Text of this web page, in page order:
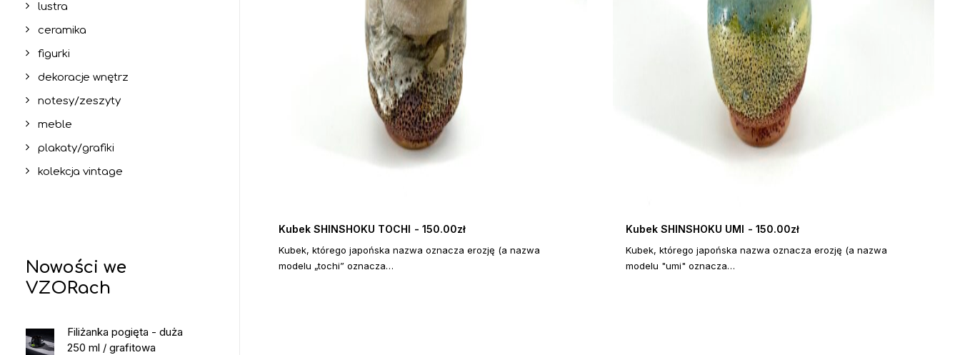
lustra
ceramika
figurki
dekoracje wnętrz
notesy/zeszyty
meble
plakaty/grafiki
kolekcja vintage
Nowości we
VZORach
Filiżanka pogięta - duża
250 ml / grafitowa
Kubek SHINSHOKU TOCHI 150.00zł
Kubek, którego japońska nazwa oznacza erozję (a nazwa
modelu „tochi” oznacza…
Kubek SHINSHOKU UMI 150.00zł
Kubek, którego japońska nazwa oznacza erozję (a nazwa
modelu "umi" oznacza…